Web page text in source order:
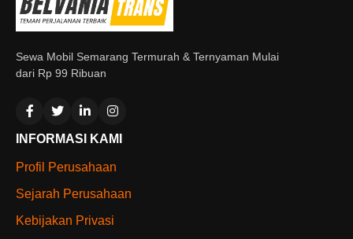
Sewa Mobil Semarang Termurah & Ternyaman Mulai
dari Rp 99 Ribuan
INFORMASI KAMI
Profil Perusahaan
Sejarah Perusahaan
Kebijakan Privasi